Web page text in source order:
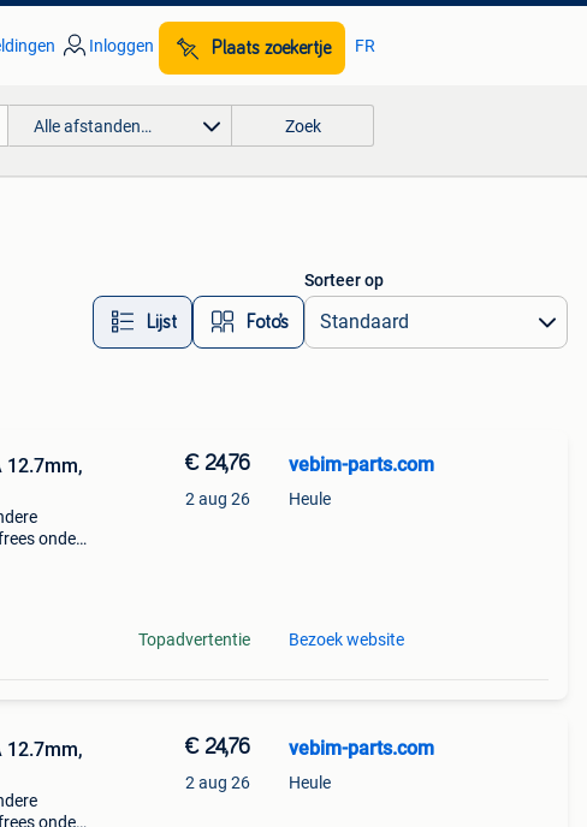
Inloggen Plaats zoekertje FR
Alle afstanden… Zoek
Lijst Foto’s
Sorteer op
12.7mm,
onder-
€ 24,76
2 aug 26
Topadvertentie
vebim-parts.com
Heule
Bezoek website
12.7mm,
onder-
€ 24,76
2 aug 26
vebim-parts.com
Heule